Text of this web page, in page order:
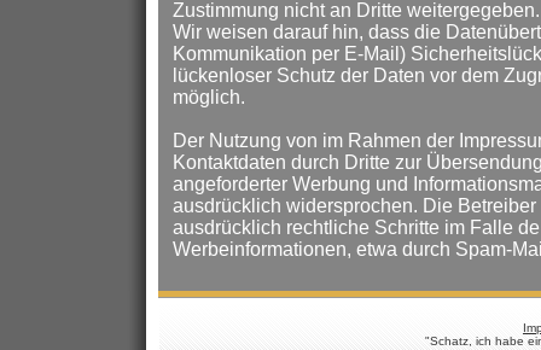
Zustimmung nicht an Dritte weitergegeben.
Wir weisen darauf hin, dass die
Kommunikation per E-Mail)
lückenloser Schutz der Daten vor dem
möglich.
Der Nutzung von im Rahmen der
Kontaktdaten durch Dritte zur
angeforderter Werbung und
ausdrücklich widersprochen. Die
ausdrücklich rechtliche Schritte im Falle
Werbeinformationen, etwa durch Spam-
"Schatz, ich habe